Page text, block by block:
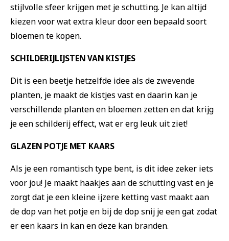
stijlvolle sfeer krijgen met je schutting. Je kan altijd
kiezen voor wat extra kleur door een bepaald soort
bloemen te kopen.
SCHILDERIJLIJSTEN VAN KISTJES
Dit is een beetje hetzelfde idee als de zwevende
planten, je maakt de kistjes vast en daarin kan je
verschillende planten en bloemen zetten en dat krijg
je een schilderij effect, wat er erg leuk uit ziet!
GLAZEN POTJE MET KAARS
Als je een romantisch type bent, is dit idee zeker iets
voor jou! Je maakt haakjes aan de schutting vast en je
zorgt dat je een kleine ijzere ketting vast maakt aan
de dop van het potje en bij de dop snij je een gat zodat
er een kaars in kan en deze kan branden.